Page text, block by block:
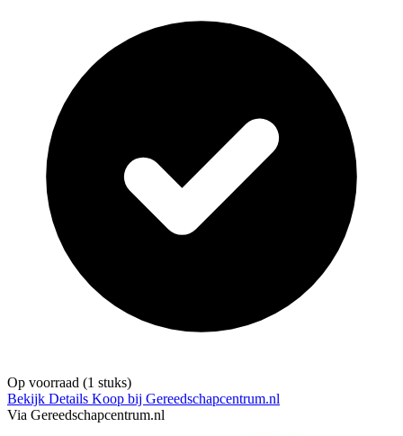
Op voorraad (1 stuks)
Bekijk Details Koop bij Gereedschapcentrum.nl
Via Gereedschapcentrum.nl